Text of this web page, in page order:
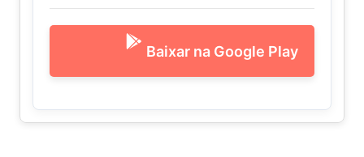
Baixar na Google Play